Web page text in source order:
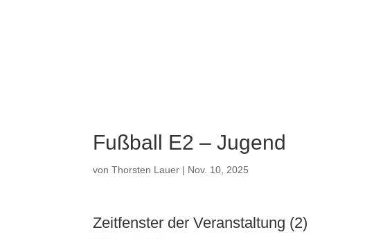
Fußball E2 – Jugend
vonThorsten Lauer | Nov. 10, 2025
Zeitfenster der Veranstaltung (2)